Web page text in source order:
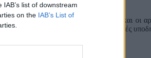
list of downstream
on the IAB’s List of
ήδη από το 2021. Αν και οι
και στη συνεργασία με προμηθευτές